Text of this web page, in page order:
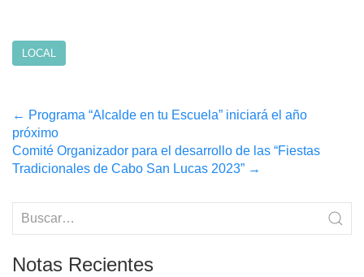
LOCAL
Post
navigation
← Programa “Alcalde en tu Escuela” iniciará el año
próximo
Comité Organizador para el desarrollo de las “Fiestas
Tradicionales de Cabo San Lucas 2023” →
Notas Recientes